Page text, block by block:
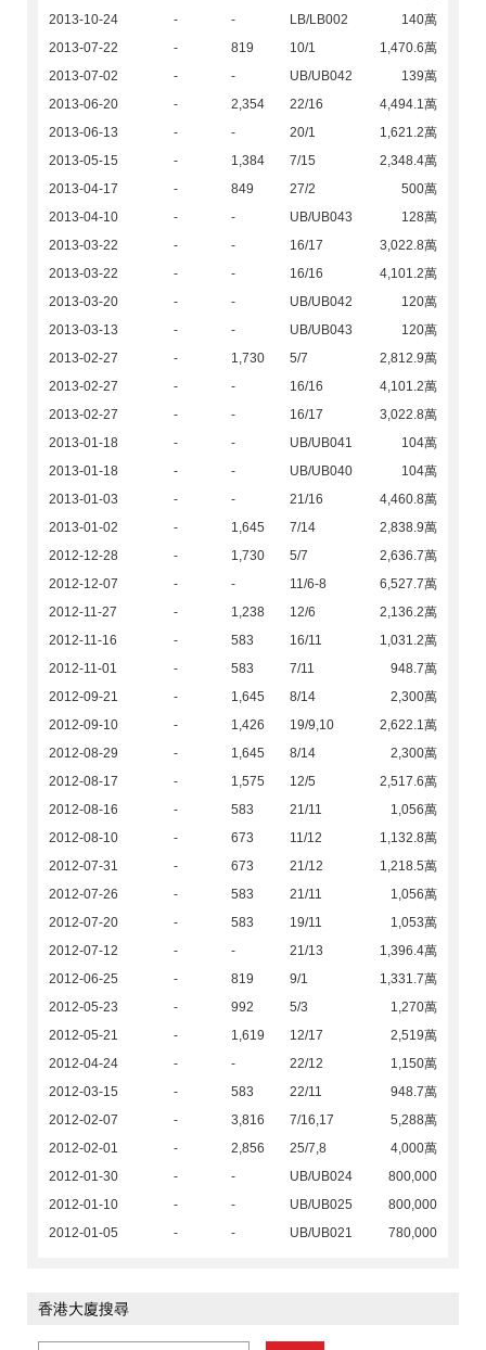
2013-10-24
- - LB/LB002
140萬
2013-07-22
- 819 10/1
1,470.6萬
2013-07-02
- - UB/UB042
139萬
2013-06-20
- 2,354 22/16
4,494.1萬
2013-06-13
- - 20/1
1,621.2萬
2013-05-15
- 1,384 7/15
2,348.4萬
2013-04-17
- 849 27/2
500萬
2013-04-10
- - UB/UB043
128萬
2013-03-22
- - 16/17
3,022.8萬
2013-03-22
- - 16/16
4,101.2萬
2013-03-20
- - UB/UB042
120萬
2013-03-13
- - UB/UB043
120萬
2013-02-27
- 1,730 5/7
2,812.9萬
2013-02-27
- - 16/16
4,101.2萬
2013-02-27
- - 16/17
3,022.8萬
2013-01-18
- - UB/UB041
104萬
2013-01-18
- - UB/UB040
104萬
2013-01-03
- - 21/16
4,460.8萬
2013-01-02
- 1,645 7/14
2,838.9萬
2012-12-28
- 1,730 5/7
2,636.7萬
2012-12-07
- - 11/6-8
6,527.7萬
2012-11-27
- 1,238 12/6
2,136.2萬
2012-11-16
- 583 16/11
1,031.2萬
2012-11-01
- 583 7/11
948.7萬
2012-09-21
- 1,645 8/14
2,300萬
2012-09-10
- 1,426 19/9,10
2,622.1萬
2012-08-29
- 1,645 8/14
2,300萬
2012-08-17
- 1,575 12/5
2,517.6萬
2012-08-16
- 583 21/11
1,056萬
2012-08-10
- 673 11/12
1,132.8萬
2012-07-31
- 673 21/12
1,218.5萬
2012-07-26
- 583 21/11
1,056萬
2012-07-20
- 583 19/11
1,053萬
2012-07-12
- - 21/13
1,396.4萬
2012-06-25
- 819 9/1
1,331.7萬
2012-05-23
- 992 5/3
1,270萬
2012-05-21
- 1,619 12/17
2,519萬
2012-04-24
- - 22/12
1,150萬
2012-03-15
- 583 22/11
948.7萬
2012-02-07
- 3,816 7/16,17
5,288萬
2012-02-01
- 2,856 25/7,8
4,000萬
2012-01-30
- - UB/UB024
800,000
2012-01-10
- - UB/UB025
800,000
2012-01-05
- - UB/UB021 780,000
香港大廈搜尋